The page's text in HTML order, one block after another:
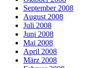
September 2008
August 2008
Juli 2008
Juni 2008
Mai 2008
April 2008
März 2008